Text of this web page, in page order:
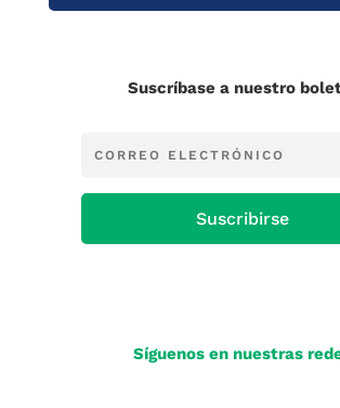
Suscríbase a nuestro
Suscribirse
Síguenos en nuestras